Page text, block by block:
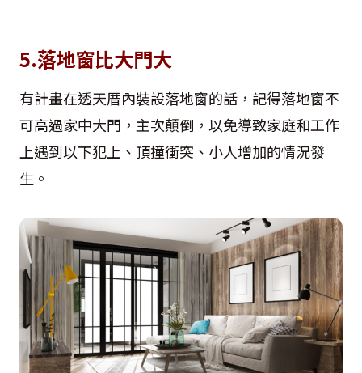
5.落地窗比大門大
有計畫在透天厝內裝設落地窗的話，記得落地窗不
可高過家中大門，主次顛倒，以免導致家庭和工作
上遇到以下犯上、頂撞衝突、小人增加的情況發
生。